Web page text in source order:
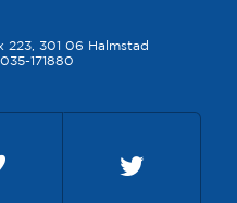
223, 301 06 Halmstad
171880